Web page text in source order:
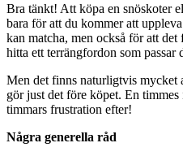
Bra tänkt! Att köpa en snöskoter
bara för att du kommer att
kan matcha, men också för att
hitta ett terrängfordon som passar
Men det finns naturligtvis mycket
gör just det före köpet. En
timmars frustration efter!
Några generella råd